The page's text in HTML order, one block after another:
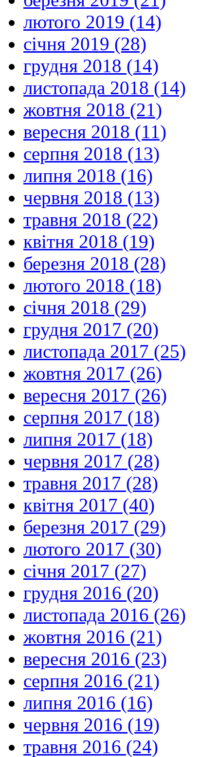
лютого 2019 (14)
січня 2019 (28)
грудня 2018 (14)
листопада 2018 (14)
жовтня 2018 (21)
вересня 2018 (11)
серпня 2018 (13)
липня 2018 (16)
червня 2018 (13)
травня 2018 (22)
квітня 2018 (19)
березня 2018 (28)
лютого 2018 (18)
січня 2018 (29)
грудня 2017 (20)
листопада 2017 (25)
жовтня 2017 (26)
вересня 2017 (26)
серпня 2017 (18)
липня 2017 (18)
червня 2017 (28)
травня 2017 (28)
квітня 2017 (40)
березня 2017 (29)
лютого 2017 (30)
січня 2017 (27)
грудня 2016 (20)
листопада 2016 (26)
жовтня 2016 (21)
вересня 2016 (23)
серпня 2016 (21)
липня 2016 (16)
червня 2016 (19)
травня 2016 (24)